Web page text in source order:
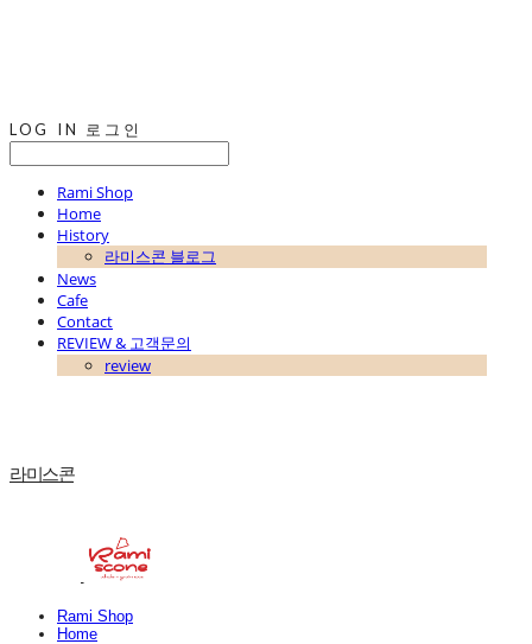
LOG IN 로그인
Rami Shop
Home
History
라미스콘 블로그
News
Cafe
Contact
REVIEW & 고객문의
review
라미스콘
Rami Shop
Home